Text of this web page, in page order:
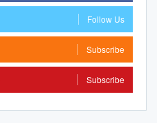
Follow Us
Subscribe
Subscribe